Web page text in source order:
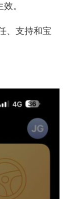
。
、支持和宝